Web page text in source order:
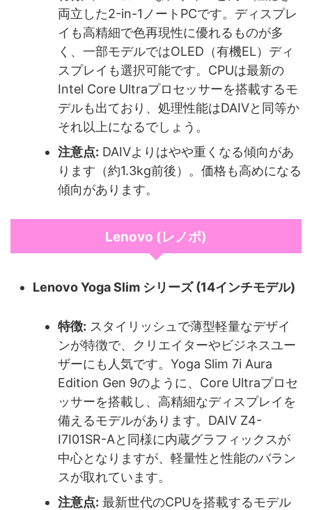
両立した2-in-1ノートPCです。ディスプレ
イも高精細で色再現性に優れるものが多
く、一部モデルではOLED（有機EL）ディ
スプレイも選択可能です。CPUは最新の
Intel Core Ultraプロセッサーを搭載するモ
デルも出ており、処理性能はDAIVと同等か
それ以上になるでしょう。
注意点: DAIVよりはやや重くなる傾向があ
ります（約1.3kg前後）。価格も高めになる
傾向があります。
Lenovo (レノボ)
Lenovo Yoga Slim シリーズ (14インチモデル)
特徴: スタイリッシュで薄型軽量なデザイ
ンが特徴で、クリエイターやビジネスユー
ザーにも人気です。Yoga Slim 7i Aura
Edition Gen 9のように、Core Ultraプロセ
ッサーを搭載し、高精細なディスプレイを
備えるモデルがあります。DAIV Z4-
I7I01SR-Aと同様に内蔵グラフィックスが
中心となりますが、軽量性と性能のバラン
スが取れています。
注意点: 最新世代のCPUを搭載するモデル